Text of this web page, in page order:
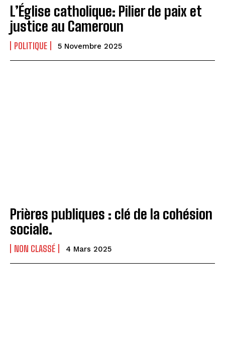
L’Église catholique: Pilier de paix et
justice au Cameroun
POLITIQUE 5 Novembre 2025
Prières publiques : clé de la cohésion
sociale.
NON CLASSÉ 4 Mars 2025